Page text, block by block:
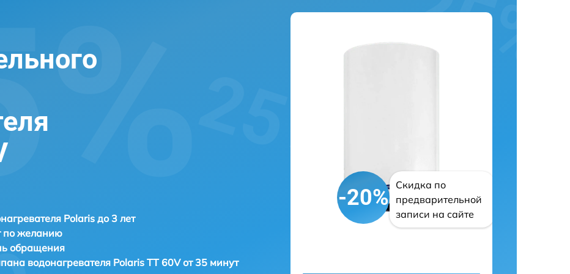
Polaris до 3 лет
по желанию
обращения
водонагревателя Polaris TT 60V от 35 минут
-20%
Скидка по
предварительной
записи на сайте